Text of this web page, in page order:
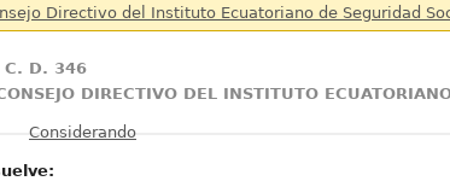
Directivo del Instituto Ecuatoriano de Seguridad
C. D. 346
DIRECTIVO DEL INSTITUTO
Mostrar
Considerando